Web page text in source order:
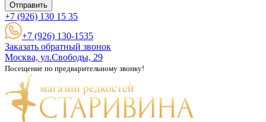
Отправить
+7 (926) 130 15 35
+7 (926) 130-1535
Заказать обратный звонок
Москва, ул.Свободы, 29
Посещение по предварительному звонку!